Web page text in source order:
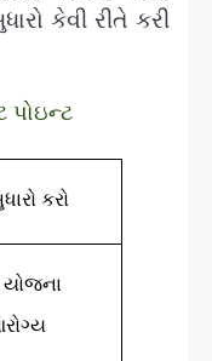
કેવી રીતે કરી
પોઇન્ટ
કરો
યોજના